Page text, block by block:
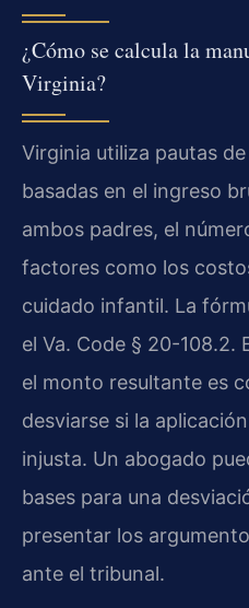
¿Cómo se calcula la
Virginia?
Virginia utiliza pautas
basadas en el ingreso
ambos padres, el
factores como los
cuidado infantil. La
el Va. Code § 20-108.2.
el monto resultante es
desviarse si la
injusta. Un abogado
bases para una
presentar los
ante el tribunal.